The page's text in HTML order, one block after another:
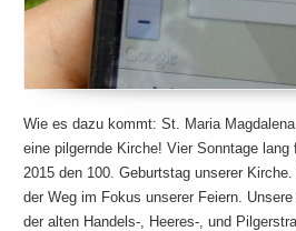
Wie es dazu kommt: St. Maria
eine pilgernde Kirche! Vier Sonntage
2015 den 100. Geburtstag unserer
der Weg im Fokus unserer Feiern.
der alten Handels-, Heeres-, und